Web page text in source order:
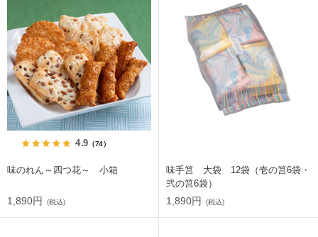
4.9（74）
味のれん～四つ花～ 小箱
1,890円 (税込)
味手筥 大袋 12袋（壱の筥6袋・
弐の筥6袋）
1,890円 (税込)